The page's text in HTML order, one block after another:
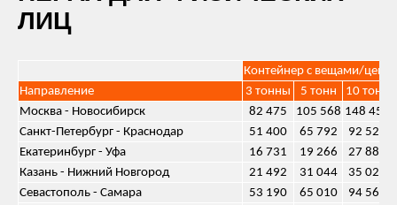
ЛИЦ
Контейнер c вещами/цена
Направление
3 тонны 5 тонн
10 тонн
Москва - Новосибирск
82 475 105 568 148 455
Санкт-Петербург - Краснодар
51 400 65 792
92 520
Екатеринбург - Уфа
16 731 19 266
27 885
Казань - Нижний Новгород
21 492 31 044
35 024
Севастополь - Самара
53 190 65 010
94 560